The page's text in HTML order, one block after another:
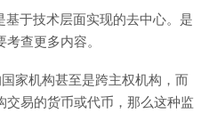
于技术层面实现的去中心。是
查更多内容。
家机构甚至是跨主权机构，而
交易的货币或代币，那么这种监